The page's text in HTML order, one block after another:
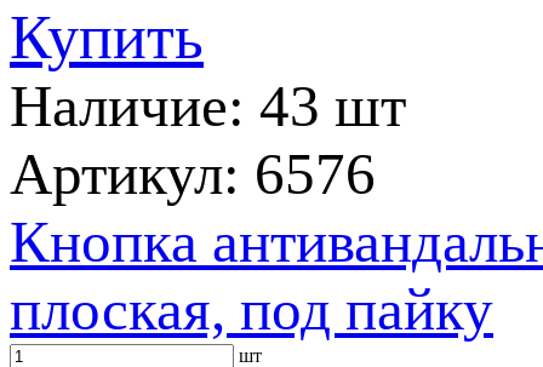
Купить
Наличие: 43 шт
Артикул: 6576
Кнопка
плоская, под пайку
шт